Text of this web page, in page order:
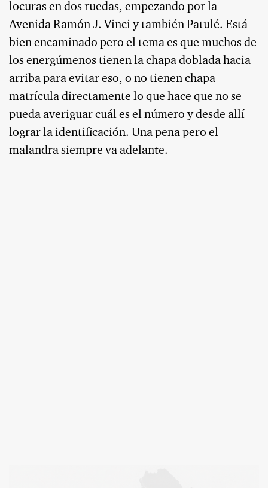
locuras en dos ruedas, empezando por la
Avenida Ramón J. Vinci y también Patulé. Está
bien encaminado pero el tema es que muchos de
los energúmenos tienen la chapa doblada hacia
arriba para evitar eso, o no tienen chapa
matrícula directamente lo que hace que no se
pueda averiguar cuál es el número y desde allí
lograr la identificación. Una pena pero el
malandra siempre va adelante.